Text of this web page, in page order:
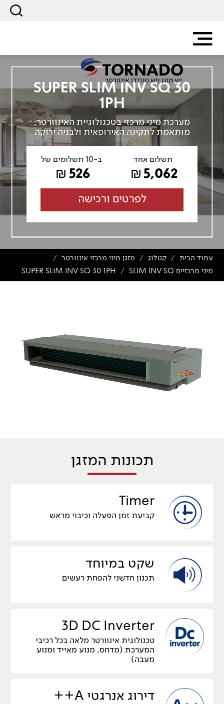
SUPER SLIM INV SQ 30
1PH
מערכת מיני מרכזי בטכנולוגיית האינוורטר,
מותאמת לתקינה האירופאית ולבניה ירוקה
תשלום אחד
₪ 5,062
ב-10 תשלומים של
₪ 526
לפרטים ורכישה
עמוד הבית / קטלוג / מזגן מיני מרכזי אינוורטר /
מיני מרכזיים SLIM INV SQ
/
SUPER SLIM INV SQ 30 1PH
תכונות המזגן
Timer
קביעת זמן הפעלה וכיבוי מראש
שקט במיוחד
תכנון חדשני להפחת רעשים
3D DC Inverter
טכנולוגית אינוורטר מלאה בכל רכיבי
המערכת (מדחס, מנוע מאייד ומנוע
מעבה)
דירוג אנרגטי A++